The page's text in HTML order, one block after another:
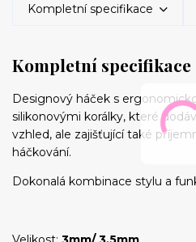
Kompletní specifikace
Kompletní specifikace
Designový háček s
silikonovými korálky, které
vzhled, ale zajišťující také
háčkování.
Dokonalá kombinace stylu a